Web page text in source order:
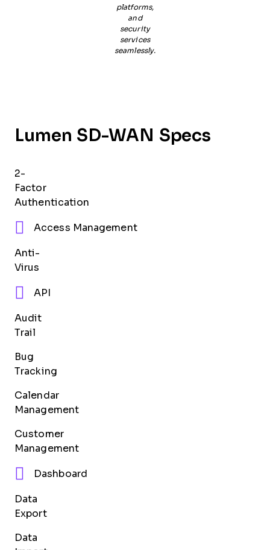
platforms,
and
security
services
seamlessly.
Lumen SD-WAN Specs
2-
Factor
Authentication
Access Management
Anti-
Virus
API
Audit
Trail
Bug
Tracking
Calendar
Management
Customer
Management
Dashboard
Data
Export
Data